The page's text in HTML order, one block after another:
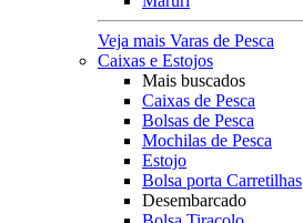
Veja mais Varas de Pesca
Caixas e Estojos
Mais buscados
Caixas de Pesca
Bolsas de Pesca
Mochilas de Pesca
Estojo
Bolsa porta Carretilhas
Desembarcado